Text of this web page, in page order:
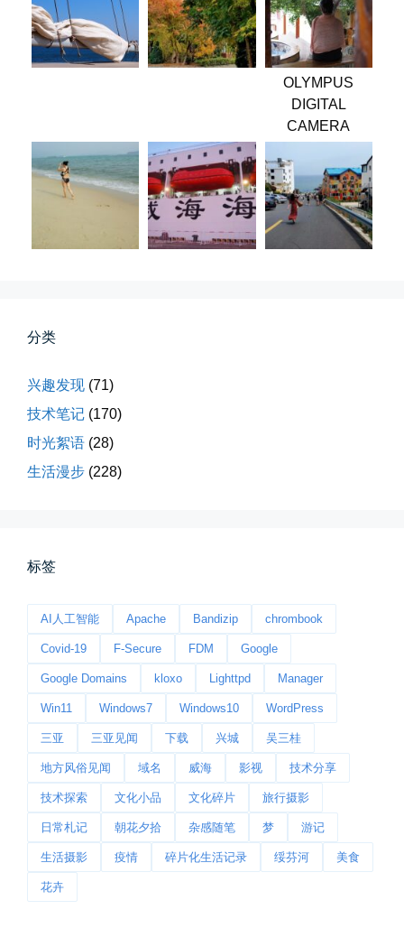
早晨在厨房时一抬头，看到窗外已...
📅 04-06 08:28👤 Zairun
第一次AI视频创作手记
今日春分
早晨外面阴天，等我在厨房把热的...
📅 03-20 06:35 👤 Zairun
OLYMPUS
DIGITAL
CAMERA
分类
兴趣发现 (71)
技术笔记 (170)
时光絮语 (28)
生活漫步 (228)
标签
AI人工智能 Apache Bandizip chrombook
Covid-19 F-Secure FDM Google
Google Domains kloxo Lighttpd Manager
Win11 Windows7 Windows10 WordPress
三亚 三亚见闻 下载 兴城 吴三桂
地方风俗见闻 域名 威海 影视 技术分享
技术探索 文化小品 文化碎片 旅行摄影
日常札记 朝花夕拾 杂感随笔 梦 游记
生活摄影 疫情 碎片化生活记录 绥芬河 美食
花卉